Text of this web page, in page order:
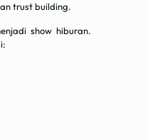
trust building.
show hiburan.